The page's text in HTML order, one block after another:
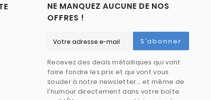
NE MANQUEZ AUCUNE DE NOS
OFFRES !
S’abonner
Recevez des deals métalliques qui vont
faire fondre les prix et qui vont vous
souder à notre newsletter… et même de
l'humour directement dans votre boîte